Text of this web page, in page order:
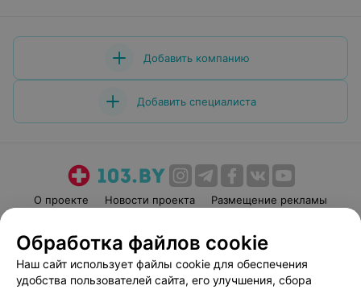
Добавить компанию
Добавить специалиста
О проекте Новости проекта
Размещение рекламы
Пользовательское соглашение
Способы оплаты
Вакансии
Партнеры
Написать руководителю 103.by
Обработка файлов cookie
Наш сайт использует файлы cookie для обеспечения
удобства пользователей сайта, его улучшения, сбора